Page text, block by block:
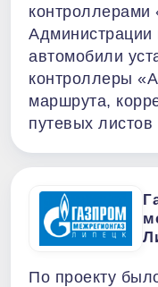
автомобили
контроллеры
маршрута,
путевых
По проекту